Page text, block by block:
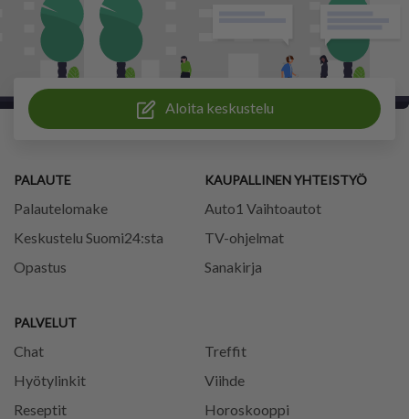
Aloita keskustelu
PALAUTE
Palautelomake
Keskustelu Suomi24:sta
Opastus
PALVELUT
Chat
Treffit
Hyötylinkit
Viihde
Reseptit
Horoskooppi
KAUPALLINEN YHTEISTYÖ
Auto1 Vaihtoautot
TV-ohjelmat
Sanakirja